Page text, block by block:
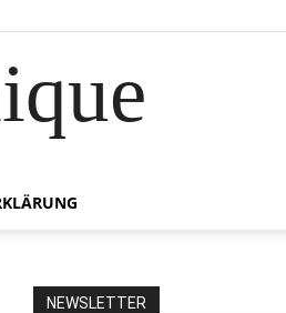
NEWSLETTER